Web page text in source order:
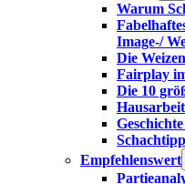
Warum
Image-/
Die
Fairplay
Die 10
Empfehlenswert